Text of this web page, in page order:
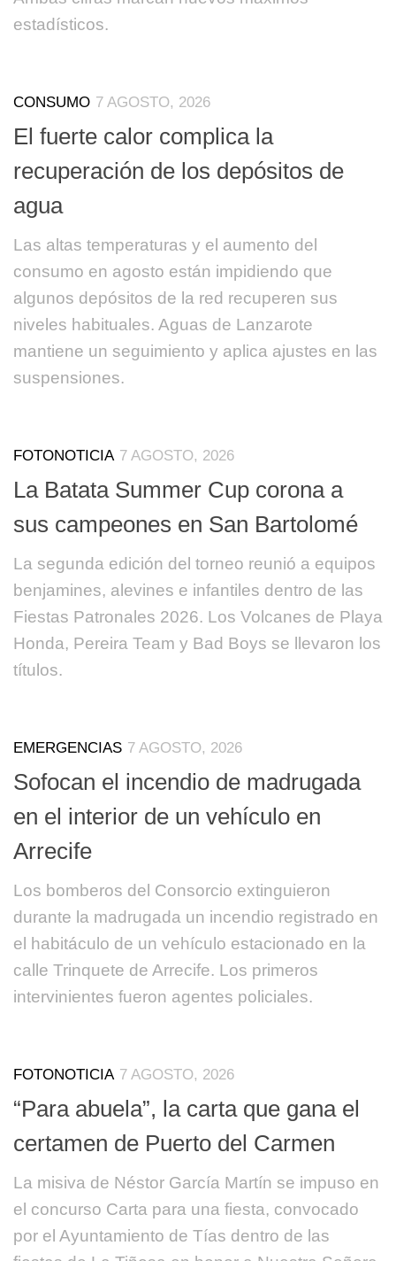
estadísticos.
CONSUMO 7 AGOSTO, 2026
El fuerte calor complica la
recuperación de los depósitos de
agua
Las altas temperaturas y el aumento del
consumo en agosto están impidiendo que
algunos depósitos de la red recuperen sus
niveles habituales. Aguas de Lanzarote
mantiene un seguimiento y aplica ajustes en las
suspensiones.
FOTONOTICIA 7 AGOSTO, 2026
La Batata Summer Cup corona a
sus campeones en San Bartolomé
La segunda edición del torneo reunió a equipos
benjamines, alevines e infantiles dentro de las
Fiestas Patronales 2026. Los Volcanes de Playa
Honda, Pereira Team y Bad Boys se llevaron los
títulos.
EMERGENCIAS 7 AGOSTO, 2026
Sofocan el incendio de madrugada
en el interior de un vehículo en
Arrecife
Los bomberos del Consorcio extinguieron
durante la madrugada un incendio registrado en
el habitáculo de un vehículo estacionado en la
calle Trinquete de Arrecife. Los primeros
intervinientes fueron agentes policiales.
FOTONOTICIA 7 AGOSTO, 2026
“Para abuela”, la carta que gana el
certamen de Puerto del Carmen
La misiva de Néstor García Martín se impuso en
el concurso Carta para una fiesta, convocado
por el Ayuntamiento de Tías dentro de las